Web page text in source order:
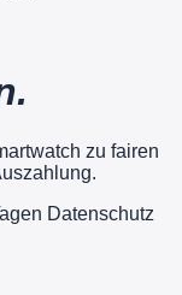
zu fairen
Datenschutz